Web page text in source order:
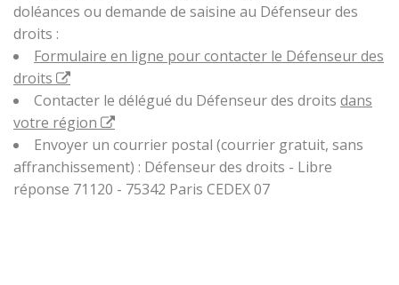
doléances ou demande de saisine au Défenseur des
droits :
Formulaire en ligne pour contacter le Défenseur des
droits
Contacter le délégué du Défenseur des droits dans
votre région
Envoyer un courrier postal (courrier gratuit, sans
affranchissement) : Défenseur des droits - Libre
réponse 71120 - 75342 Paris CEDEX 07